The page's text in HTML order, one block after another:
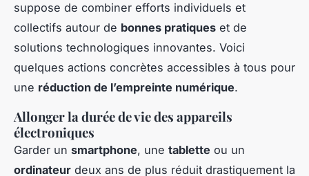
suppose de combiner efforts individuels et
collectifs autour de bonnes pratiques et de
solutions technologiques innovantes. Voici
quelques actions concrètes accessibles à tous pour
une réduction de l’empreinte numérique.
Allonger la durée de vie des appareils
électroniques
Garder un smartphone, une tablette ou un
ordinateur deux ans de plus réduit drastiquement la